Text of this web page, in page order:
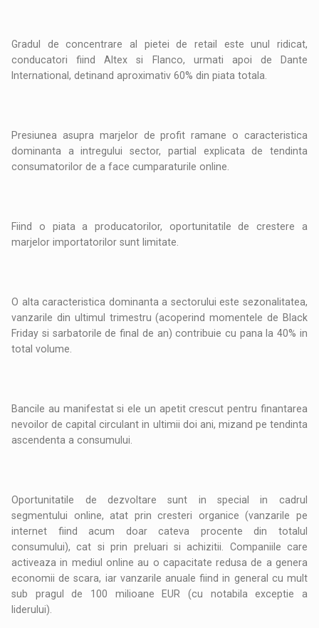
Gradul de concentrare al pietei de retail este unul ridicat,
conducatori fiind Altex si Flanco, urmati apoi de Dante
International, detinand aproximativ 60% din piata totala.
Presiunea asupra marjelor de profit ramane o caracteristica
dominanta a intregului sector, partial explicata de tendinta
consumatorilor de a face cumparaturile online.
Fiind o piata a producatorilor, oportunitatile de crestere a
marjelor importatorilor sunt limitate.
O alta caracteristica dominanta a sectorului este sezonalitatea,
vanzarile din ultimul trimestru (acoperind momentele de Black
Friday si sarbatorile de final de an) contribuie cu pana la 40% in
total volume.
Bancile au manifestat si ele un apetit crescut pentru finantarea
nevoilor de capital circulant in ultimii doi ani, mizand pe tendinta
ascendenta a consumului.
Oportunitatile de dezvoltare sunt in special in cadrul
segmentului online, atat prin cresteri organice (vanzarile pe
internet fiind acum doar cateva procente din totalul
consumului), cat si prin preluari si achizitii. Companiile care
activeaza in mediul online au o capacitate redusa de a genera
economii de scara, iar vanzarile anuale fiind in general cu mult
sub pragul de 100 milioane EUR (cu notabila exceptie a
liderului).